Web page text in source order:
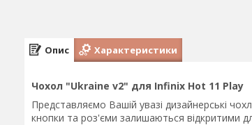
Опис Характеристики
Чохол "Ukraine v2" для Infinix Hot 11 Play
Представляємо Вашій увазі дизайнерські
кнопки та роз'єми залишаються відкритими